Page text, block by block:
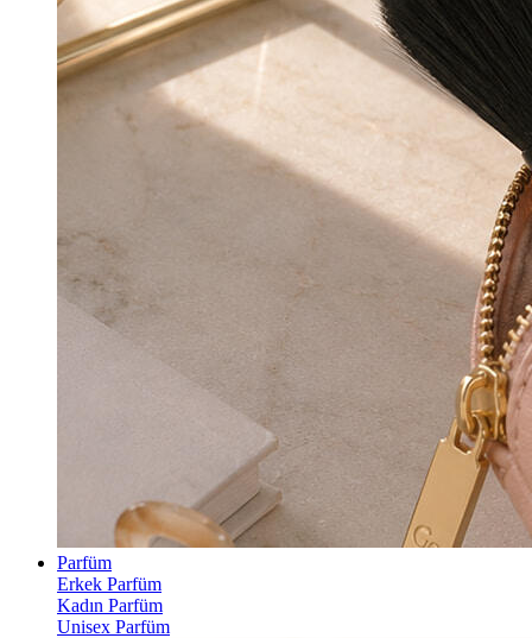
Parfüm
Erkek Parfüm
Kadın Parfüm
Unisex Parfüm